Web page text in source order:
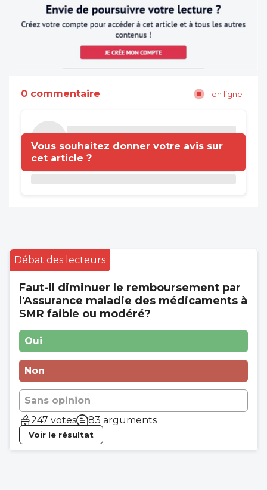
0 commentaire 1 en ligne
Vous souhaitez donner votre avis sur
cet article ?
Débat des lecteurs
Faut-il diminuer le remboursement par
l'Assurance maladie des médicaments à
SMR faible ou modéré?
Oui
Non
Sans opinion
247 votes
83 arguments
Voir le résultat